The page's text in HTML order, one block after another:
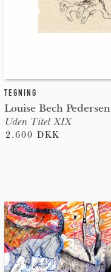
TEGNING
Louise Bech Pedersen
Uden Titel XIX
2.600 DKK